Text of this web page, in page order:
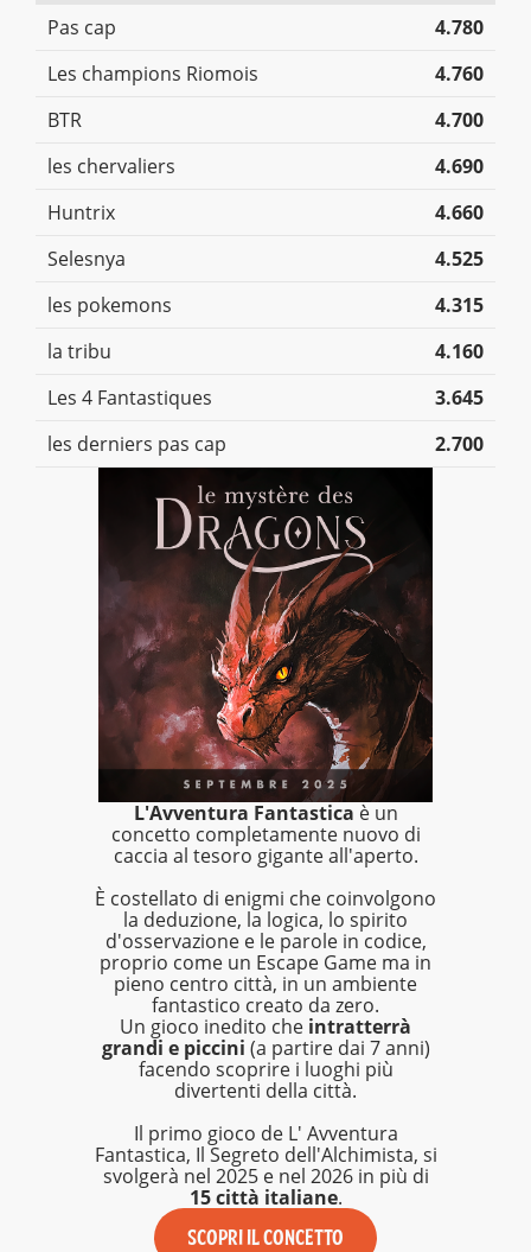
Pas cap
4.780
Les champions Riomois
4.760
BTR
4.700
les chervaliers
4.690
Huntrix
4.660
Selesnya
4.525
les pokemons
4.315
la tribu
4.160
Les 4 Fantastiques
3.645
les derniers pas cap
2.700
L'Avventura Fantastica è un
concetto completamente nuovo di
caccia al tesoro gigante all'aperto.
È costellato di enigmi che coinvolgono
la deduzione, la logica, lo spirito
d'osservazione e le parole in codice,
proprio come un Escape Game ma in
pieno centro città, in un ambiente
fantastico creato da zero.
Un gioco inedito che intratterrà
grandi e piccini (a partire dai 7 anni)
facendo scoprire i luoghi più
divertenti della città.
Il primo gioco de L' Avventura
Fantastica, Il Segreto dell'Alchimista, si
svolgerà nel 2025 e nel 2026 in più di
15 città italiane.
SCOPRI IL CONCETTO